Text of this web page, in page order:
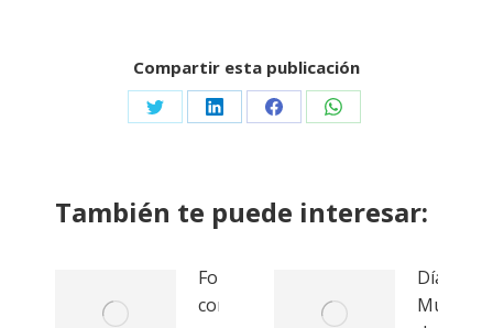
Compartir esta publicación
Share Share Share Share
También te puede interesar:
Formación
con
Día
Mundial